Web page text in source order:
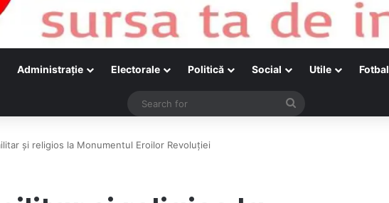
Administraţie Electorale Politică Social Utile Fotbal
Search
și religios la Monumentul Eroilor Revoluției